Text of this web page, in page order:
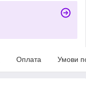
Оплата Умови